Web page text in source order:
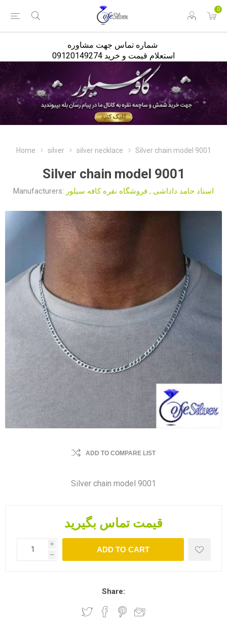
0
استعلام قیمت و خرید 09120149274
Home silver silver necklace Silver chain model 9001
Silver chain model 9001
Manufacturers: استاد حامد داداشی , فروشگاه نقره کافه سیلور
ADD TO COMPARE LIST
Silver chain model 9001
قیمت تماس بگیرید
i
h
ADD TO CART
Share: